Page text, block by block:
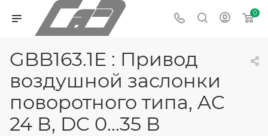
0
GBB163.1E : Привод
воздушной заслонки
поворотного типа, AC
24 В, DC 0…35 В